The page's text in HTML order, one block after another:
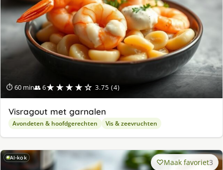
⏱ 60 min👥 6★★★★☆ 3.75 (4)
Visragout met garnalen
Avondeten & hoofdgerechten Vis & zeevruchten
AI-kok Maak favoriet3